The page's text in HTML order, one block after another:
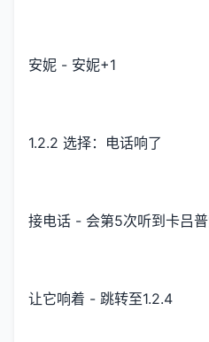
安妮 - 安妮+1
1.2.2 选择：电话响了
接电话 - 会第5次听到卡吕
让它响着 - 跳转至1.2.4